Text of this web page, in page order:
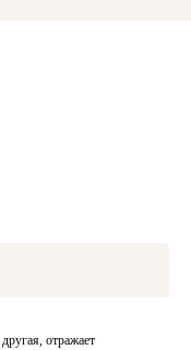
отражает